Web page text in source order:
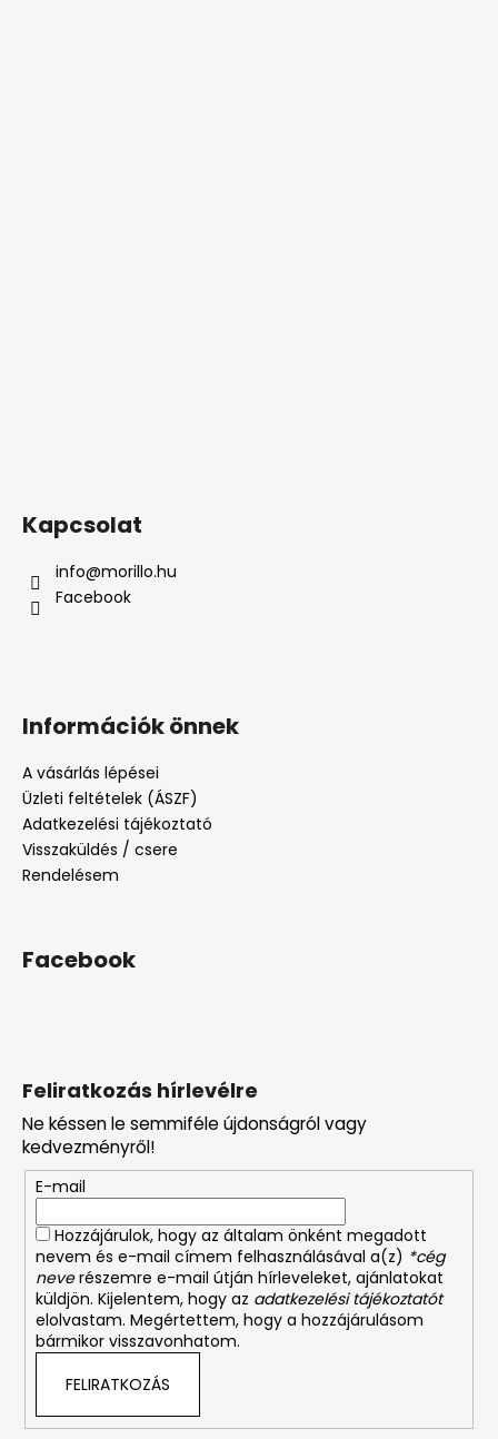
Feliratkozás hírlevélre
Ne késsen le semmiféle újdonságról vagy
kedvezményről!
E-mail
Hozzájárulok, hogy az általam önként megadott
nevem és e-mail címem felhasználásával a(z) *cég
neverészemre e-mail útján hírleveleket, ajánlatokat
küldjön. Kijelentem, hogy az adatkezelési tájékoztatót
elolvastam. Megértettem, hogy a hozzájárulásom
bármikor visszavonhatom.
FELIRATKOZÁS
Kapcsolat
info@morillo.hu
Facebook
Információk önnek
A vásárlás lépései
Üzleti feltételek (ÁSZF)
Adatkezelési tájékoztató
Visszaküldés / csere
Rendelésem
Facebook